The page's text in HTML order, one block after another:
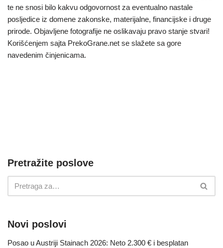
te ne snosi bilo kakvu odgovornost za eventualno nastale
posljedice iz domene zakonske, materijalne, financijske i druge
prirode. Objavljene fotografije ne oslikavaju pravo stanje stvari!
Korišćenjem sajta PrekoGrane.net se slažete sa gore
navedenim činjenicama.
Pretražite poslove
Novi poslovi
Posao u Austriji Stainach 2026: Neto 2.300 € i besplatan